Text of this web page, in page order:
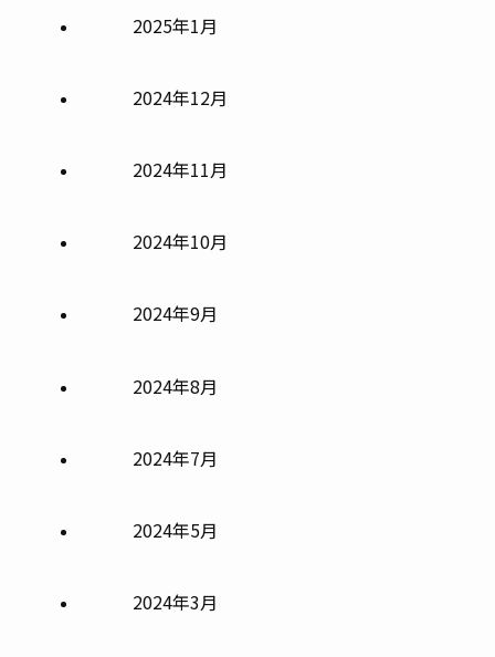
2025年1月
2024年12月
2024年11月
2024年10月
2024年9月
2024年8月
2024年7月
2024年5月
2024年3月